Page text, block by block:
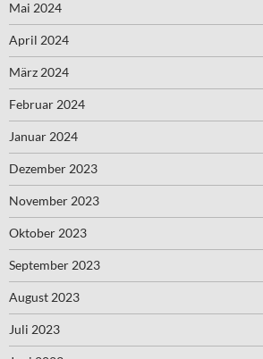
Mai 2024
April 2024
März 2024
Februar 2024
Januar 2024
Dezember 2023
November 2023
Oktober 2023
September 2023
August 2023
Juli 2023